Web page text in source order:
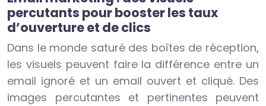
percutants pour booster les taux
d’ouverture et de clics
Dans le monde saturé des boîtes de réception,
les visuels peuvent faire la différence entre un
email ignoré et un email ouvert et cliqué. Des
images percutantes et pertinentes peuvent